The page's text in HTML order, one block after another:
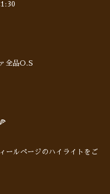
全品O.S
ールページのハイライトをご